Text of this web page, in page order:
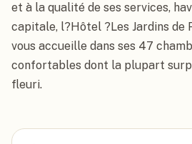
et à la qualité de ses services,
capitale, l?Hôtel ?Les Jardins de
vous accueille dans ses 47
confortables dont la plupart
fleuri.